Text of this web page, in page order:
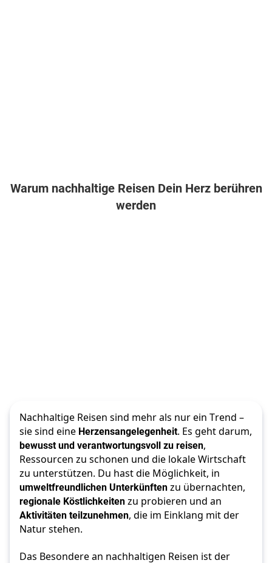
Warum nachhaltige Reisen Dein Herz berühren
werden
Nachhaltige Reisen sind mehr als nur ein Trend –
sie sind eine Herzensangelegenheit
bewusst und verantwortungsvoll zu reisen,
Ressourcen zu schonen und die lokale Wirtschaft
umweltfreundlichen Unterkünften
regionale Köstlichkeiten
Aktivitäten teilzunehmen, die im Einklang mit der
Natur stehen.